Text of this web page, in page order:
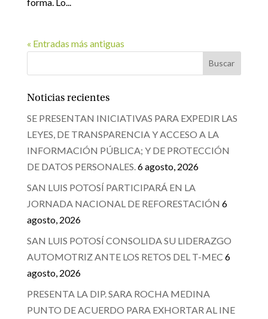
« Entradas más antiguas
Noticias recientes
SE PRESENTAN INICIATIVAS PARA EXPEDIR LAS
LEYES, DE TRANSPARENCIA Y ACCESO A LA
INFORMACIÓN PÚBLICA; Y DE PROTECCIÓN
DE DATOS PERSONALES.6 agosto, 2026
SAN LUIS POTOSÍ PARTICIPARÁ EN LA
JORNADA NACIONAL DE REFORESTACIÓN 6
agosto, 2026
SAN LUIS POTOSÍ CONSOLIDA SU LIDERAZGO
AUTOMOTRIZ ANTE LOS RETOS DEL T-MEC 6
agosto, 2026
PRESENTA LA DIP. SARA ROCHA MEDINA
PUNTO DE ACUERDO PARA EXHORTAR AL INE